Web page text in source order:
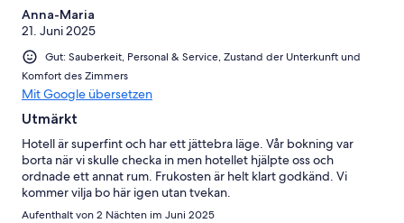
Anna-Maria
21. Juni 2025
Gut: Sauberkeit, Personal & Service, Zustand der Unterkunft und
Komfort des Zimmers
Mit Google übersetzen
Utmärkt
Hotell är superfint och har ett jättebra läge. Vår bokning var
borta när vi skulle checka in men hotellet hjälpte oss och
ordnade ett annat rum. Frukosten är helt klart godkänd. Vi
kommer vilja bo här igen utan tvekan.
Aufenthalt von 2 Nächten im Juni 2025